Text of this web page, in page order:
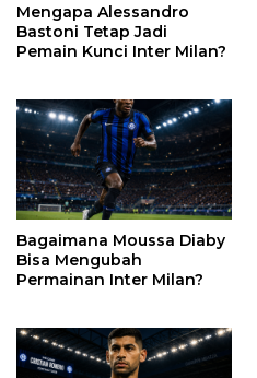
Mengapa Alessandro
Bastoni Tetap Jadi
Pemain Kunci Inter Milan?
Bagaimana Moussa Diaby
Bisa Mengubah
Permainan Inter Milan?